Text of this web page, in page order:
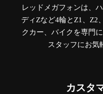
レッドメガフォンは、
ディZなど4輪とZ1、Z2
クカー、バイクを専門
スタッフにお気
カスタ